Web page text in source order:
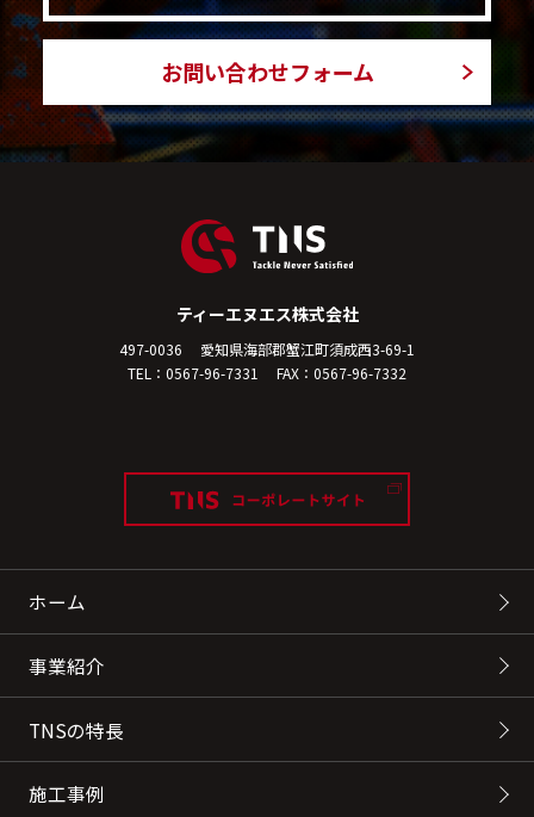
お問い合わせフォーム
ホーム
事業紹介
TNSの特長
施工事例
ティーエヌエス株式会社
497-0036
愛知県海部郡蟹江町須成西3-69-1
TEL：0567-96-7331
FAX：0567-96-7332